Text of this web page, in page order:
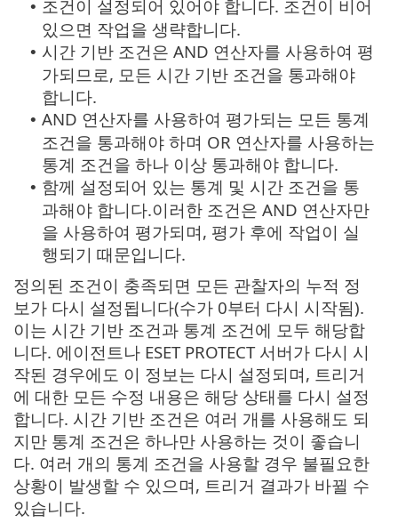
• 조건이 설정되어 있어야 합니다. 조건이 비어
있으면 작업을 생략합니다.
• 시간 기반 조건은 AND 연산자를 사용하여 평
가되므로, 모든 시간 기반 조건을 통과해야
합니다.
• AND 연산자를 사용하여 평가되는 모든 통계
조건을 통과해야 하며 OR 연산자를 사용하는
통계 조건을 하나 이상 통과해야 합니다.
• 함께 설정되어 있는 통계 및 시간 조건을 통
과해야 합니다.이러한 조건은 AND 연산자만
을 사용하여 평가되며, 평가 후에 작업이 실
행되기 때문입니다.
정의된 조건이 충족되면 모든 관찰자의 누적 정
보가 다시 설정됩니다(수가 0부터 다시 시작됨).
이는 시간 기반 조건과 통계 조건에 모두 해당합
니다. 에이전트나 ESET PROTECT 서버가 다시 시
작된 경우에도 이 정보는 다시 설정되며, 트리거
에 대한 모든 수정 내용은 해당 상태를 다시 설정
합니다. 시간 기반 조건은 여러 개를 사용해도 되
지만 통계 조건은 하나만 사용하는 것이 좋습니
다. 여러 개의 통계 조건을 사용할 경우 불필요한
상황이 발생할 수 있으며, 트리거 결과가 바뀔 수
있습니다.